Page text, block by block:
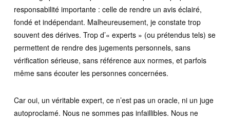
responsabilité importante : celle de rendre un avis éclairé,
fondé et indépendant. Malheureusement, je constate trop
souvent des dérives. Trop d’« experts » (ou prétendus tels) se
permettent de rendre des jugements personnels, sans
vérification sérieuse, sans référence aux normes, et parfois
même sans écouter les personnes concernées.
Car oui, un véritable expert, ce n’est pas un oracle, ni un juge
autoproclamé. Nous ne sommes pas infaillibles. Nous ne